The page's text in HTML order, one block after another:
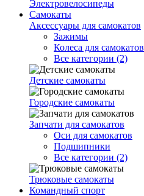
Электровелосипеды
Самокаты
Аксессуары для самокатов
Зажимы
Колеса для самокатов
Все категории (2)
Детские самокаты
Городские самокаты
Запчати для самокатов
Оси для самокатов
Подшипники
Все категории (2)
Трюковые самокаты
Командный спорт